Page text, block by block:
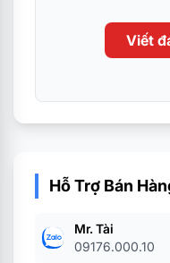
Viết
Hỗ Trợ Bán
Mr. Tài
09176.000.10